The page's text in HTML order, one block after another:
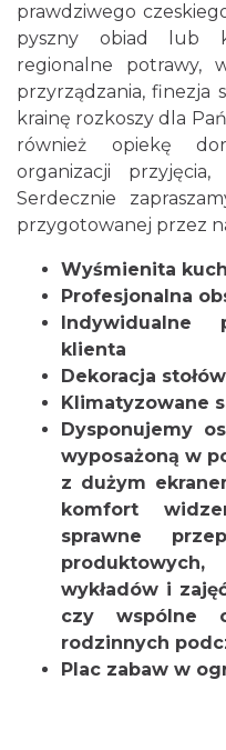
prawdziwego
pyszny obiad lub
regionalne potrawy,
przyrządzania, finezja
krainę rozkoszy dla
również opiekę
organizacji
Serdecznie
przygotowanej przez
Wyśmienita
Profesjonalna
Indywidualne
klienta
Dekoracja stołów
Klimatyzowane
Dysponujemy
wyposażoną w
z dużym
komfort
sprawne
wykładów i
czy wspólne
rodzinnych
Plac zabaw w